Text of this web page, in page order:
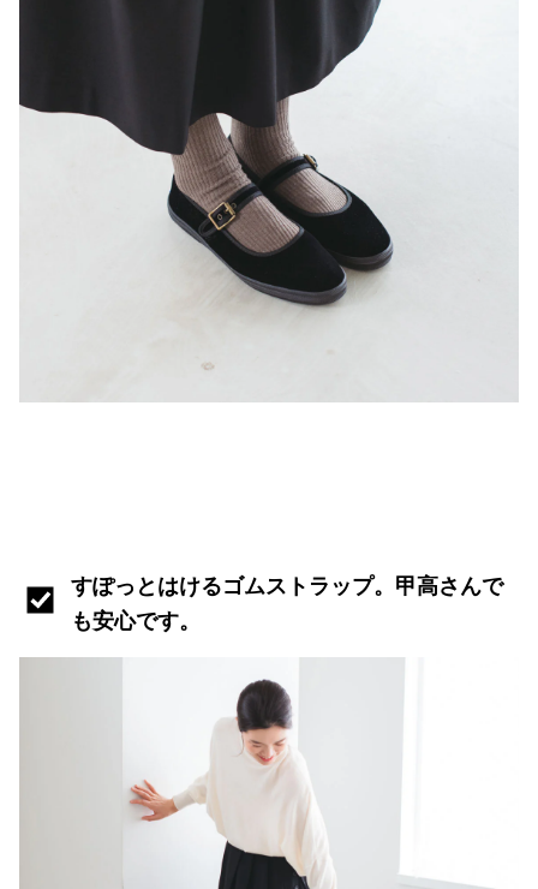
すぽっとはけるゴムストラップ。甲高さんで
も安心です。